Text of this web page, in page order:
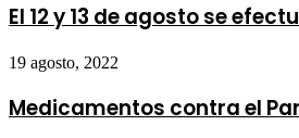
El 12 y 13 de agosto se
19 agosto, 2022
Medicamentos contra el